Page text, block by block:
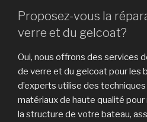
Proposez-vous la
verre et du gelcoat?
Oui, nous offrons des services
de verre et du gelcoat pour les
d’experts utilise des
matériaux de haute qualité
la structure de votre bateau,